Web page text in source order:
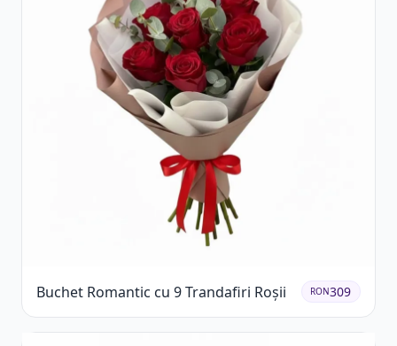
Buchet Romantic cu 9 Trandafiri Roșii RON309